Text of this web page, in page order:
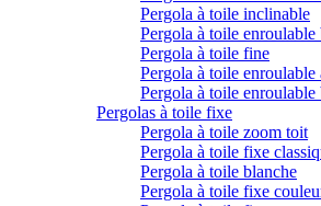
Pergola à toile inclinable
Pergola à toile enroulable
Pergola à toile fine
Pergola à toile enroulable
Pergola à toile enroulable
Pergolas à toile fixe
Pergola à toile zoom toit
Pergola à toile fixe
Pergola à toile blanche
Pergola à toile fixe